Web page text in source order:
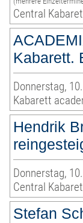
Central
Kabarett.
Donnerstag,
Kabarett
Hendrik
Donnerstag,
Central
Stefan